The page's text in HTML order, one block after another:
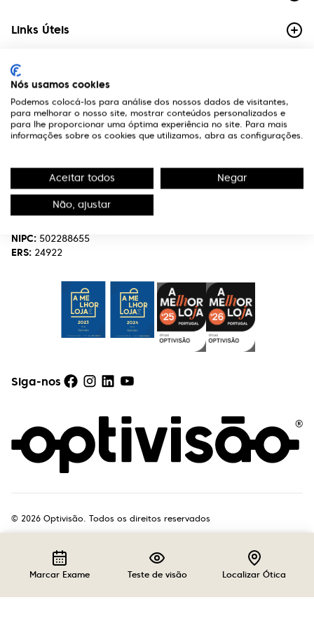
Links Úteis
Contactos
Edifício Premium
R. Miguel Serrano, nº 9 - 3º Miraflores,
1495-173 Algés
Chamada para a rede fixa nacional.
optivisao@optivisao.pt
NIPC: 502288655
ERS: 24922
Siga-nos
© 2026 Optivisão. Todos os direitos reservados
Marcar Exame Teste de visão Localizar Ótica
Nós usamos cookies
Podemos colocá-los para análise dos nossos dados de visitantes,
para melhorar o nosso site, mostrar conteúdos personalizados e
para lhe proporcionar uma óptima experiência no site. Para mais
informações sobre os cookies que utilizamos, abra as configurações.
Aceitar todos Negar
Não, ajustar